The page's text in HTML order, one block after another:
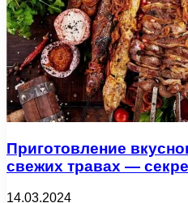
Приготовление
свежих травах —
14.03.2024